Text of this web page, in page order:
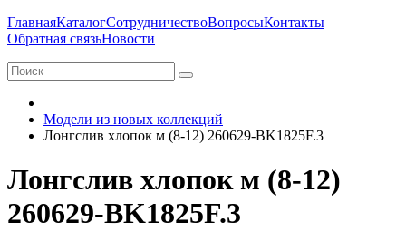
ГлавнаяКаталогСотрудничествоВопросыКонтакты
Обратная связьНовости
Модели из новых коллекций
Лонгслив хлопок м (8-12) 260629-BK1825F.3
Лонгслив хлопок м (8-12)
260629-BK1825F.3